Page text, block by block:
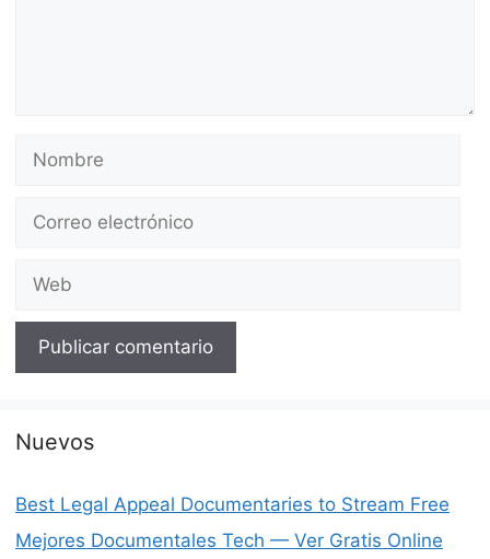
electrónico
Nuevos
Best Legal Appeal Documentaries to Stream Free
Mejores Documentales Tech — Ver Gratis Online